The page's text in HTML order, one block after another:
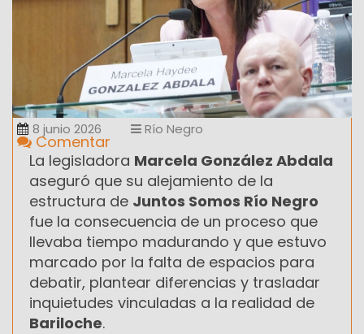
8 junio 2026 Río Negro
Comentar
La legisladora Marcela González Abdala
aseguró que su alejamiento de la
estructura de Juntos Somos Río Negro
fue la consecuencia de un proceso que
llevaba tiempo madurando y que estuvo
marcado por la falta de espacios para
debatir, plantear diferencias y trasladar
inquietudes vinculadas a la realidad de
Bariloche.